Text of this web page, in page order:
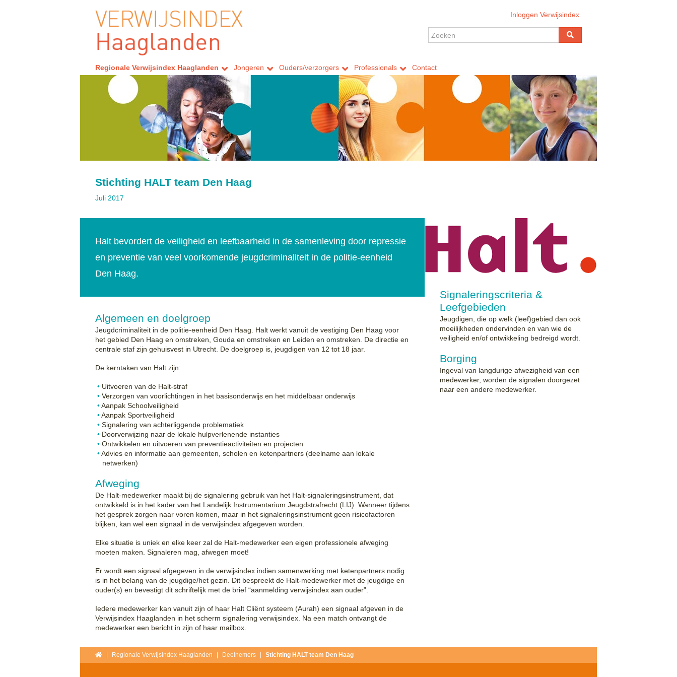
Inloggen Verwijsindex
Regionale Verwijsindex Haaglanden Jongeren Ouders/verzorgers Professionals Contact
Stichting HALT team Den Haag
Juli 2017
Halt bevordert de veiligheid en leefbaarheid in de samenleving door repressie
en preventie van veel voorkomende jeugdcriminaliteit in de politie-eenheid
Den Haag.
Algemeen en doelgroep
Jeugdcriminaliteit in de politie-eenheid Den Haag. Halt werkt vanuit de vestiging Den Haag voor
het gebied Den Haag en omstreken, Gouda en omstreken en Leiden en omstreken. De directie en
centrale staf zijn gehuisvest in Utrecht. De doelgroep is, jeugdigen van 12 tot 18 jaar.
De kerntaken van Halt zijn:
Uitvoeren van de Halt-straf
Verzorgen van voorlichtingen in het basisonderwijs en het middelbaar onderwijs
Aanpak Schoolveiligheid
Aanpak Sportveiligheid
Signalering van achterliggende problematiek
Doorverwijzing naar de lokale hulpverlenende instanties
Ontwikkelen en uitvoeren van preventieactiviteiten en projecten
Advies en informatie aan gemeenten, scholen en ketenpartners (deelname aan lokale
netwerken)
Afweging
De Halt-medewerker maakt bij de signalering gebruik van het Halt-signaleringsinstrument, dat
ontwikkeld is in het kader van het Landelijk Instrumentarium Jeugdstrafrecht (LIJ). Wanneer tijdens
het gesprek zorgen naar voren komen, maar in het signaleringsinstrument geen risicofactoren
blijken, kan wel een signaal in de verwijsindex afgegeven worden.
Elke situatie is uniek en elke keer zal de Halt-medewerker een eigen professionele afweging
moeten maken. Signaleren mag, afwegen moet!
Er wordt een signaal afgegeven in de verwijsindex indien samenwerking met ketenpartners nodig
is in het belang van de jeugdige/het gezin. Dit bespreekt de Halt-medewerker met de jeugdige en
ouder(s) en bevestigt dit schriftelijk met de brief “aanmelding verwijsindex aan ouder”.
Iedere medewerker kan vanuit zijn of haar Halt Cliënt systeem (Aurah) een signaal afgeven in de
Verwijsindex Haaglanden in het scherm signalering verwijsindex. Na een match ontvangt de
medewerker een bericht in zijn of haar mailbox.
Signaleringscriteria &
Leefgebieden
Jeugdigen, die op welk (leef)gebied dan ook
moeilijkheden ondervinden en van wie de
veiligheid en/of ontwikkeling bedreigd wordt.
Borging
Ingeval van langdurige afwezigheid van een
medewerker, worden de signalen doorgezet
naar een andere medewerker.
HomeRegionale Verwijsindex Haaglanden Deelnemers Stichting HALT team Den Haag